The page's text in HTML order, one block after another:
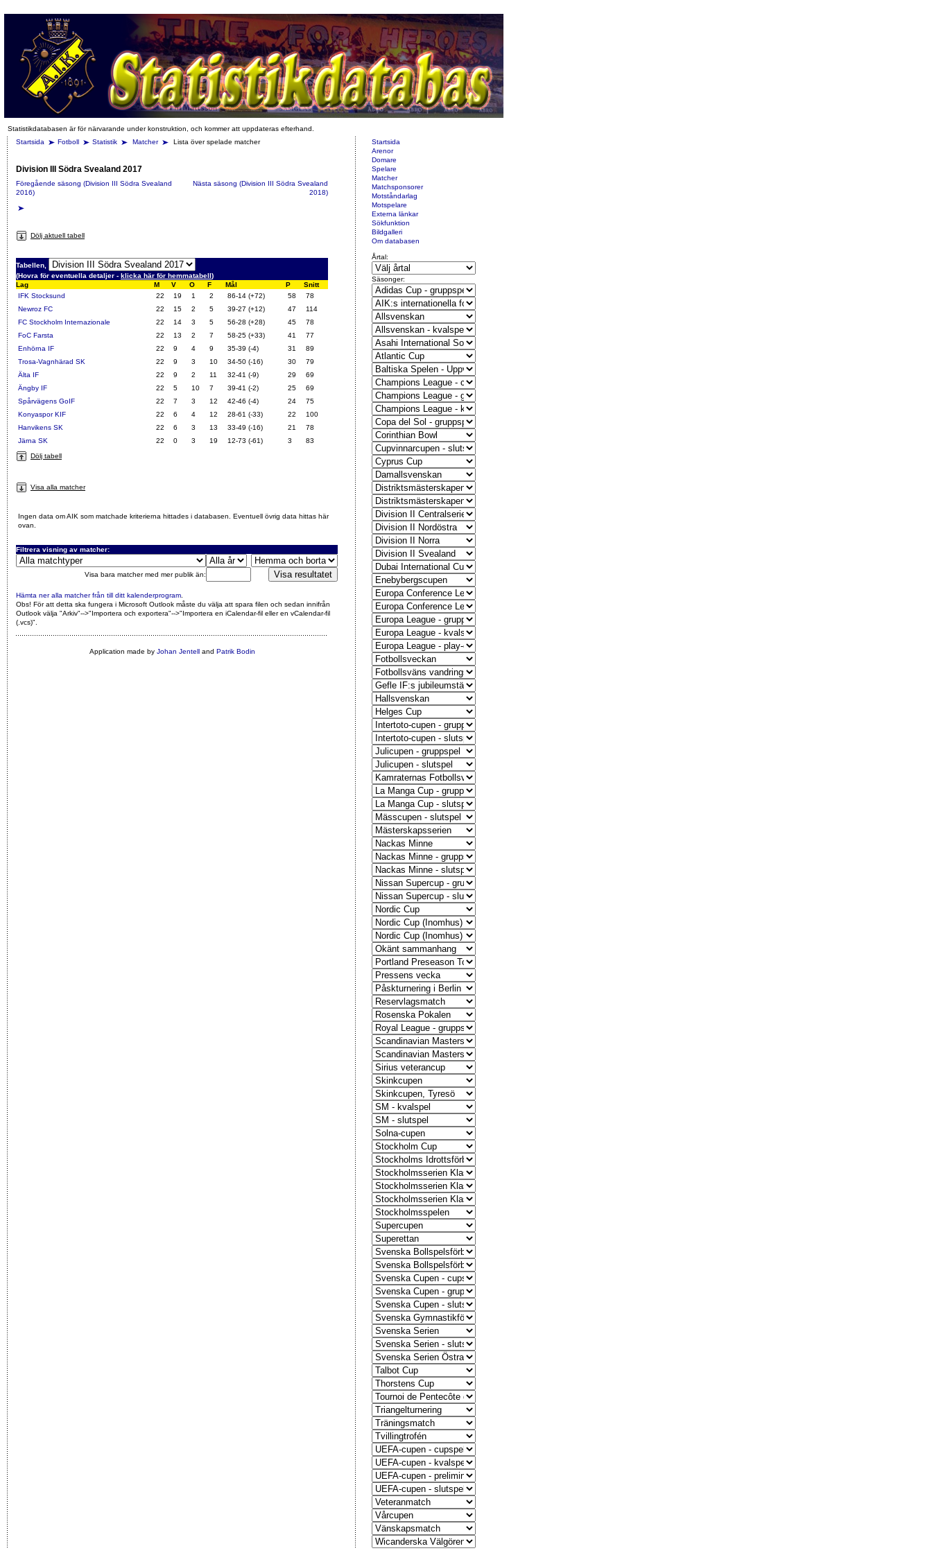
Statistikdatabasen är för närvarande under konstruktion, och kommer att uppdateras efterhand.
Startsida
Fotboll Statistik Matcher Lista över spelade matcher
Division III Södra Svealand 2017
Föregående säsong (Division III Södra Svealand
2016)
Nästa säsong (Division III Södra Svealand
2018)
Dölj aktuell tabell
Tabellen,
(Hovra för eventuella detaljer - klicka här för hemmatabell)
Lag
M V O F Mål P
Snitt
IFK Stocksund
22 19 1 2 86-14 (+72) 58
78
Newroz FC
22 15 2 5 39-27 (+12) 47
114
FC Stockholm Internazionale
22 14 3 5 56-28 (+28) 45
78
FoC Farsta
22 13 2 7 58-25 (+33) 41
77
Enhörna IF
22 9 4 9 35-39 (-4) 31
89
Trosa-Vagnhärad SK
22 9 3 10 34-50 (-16) 30
79
Älta IF
22 9 2 11 32-41 (-9) 29
69
Ängby IF
22 5 10 7 39-41 (-2) 25
69
Spårvägens GoIF
22 7 3 12 42-46 (-4) 24
75
Konyaspor KIF
22 6 4 12 28-61 (-33) 22
100
Hanvikens SK
22 6 3 13 33-49 (-16) 21
78
Järna SK
22 0 3 19 12-73 (-61) 3
83
Dölj tabell
Visa alla matcher
Ingen data om AIK som matchade kriterierna hittades i databasen. Eventuell övrig data hittas här
ovan.
Filtrera visning av matcher:
Visa bara matcher med mer publik än:
Hämta ner alla matcher från till ditt kalenderprogram
Obs! För att detta ska fungera i Microsoft Outlook måste du välja att spara filen och sedan innifrån
Outlook välja "Arkiv"-->"Importera och exportera"-->"Importera en iCalendar-fil eller en vCalendar-fil
(.vcs)"
Application made by Johan Jentelland Patrik Bodin
Startsida
Arenor
Domare
Spelare
Matcher
Matchsponsorer
Motståndarlag
Motspelare
Externa länkar
Sökfunktion
Bildgalleri
Om databasen
Årtal:
Säsonger: